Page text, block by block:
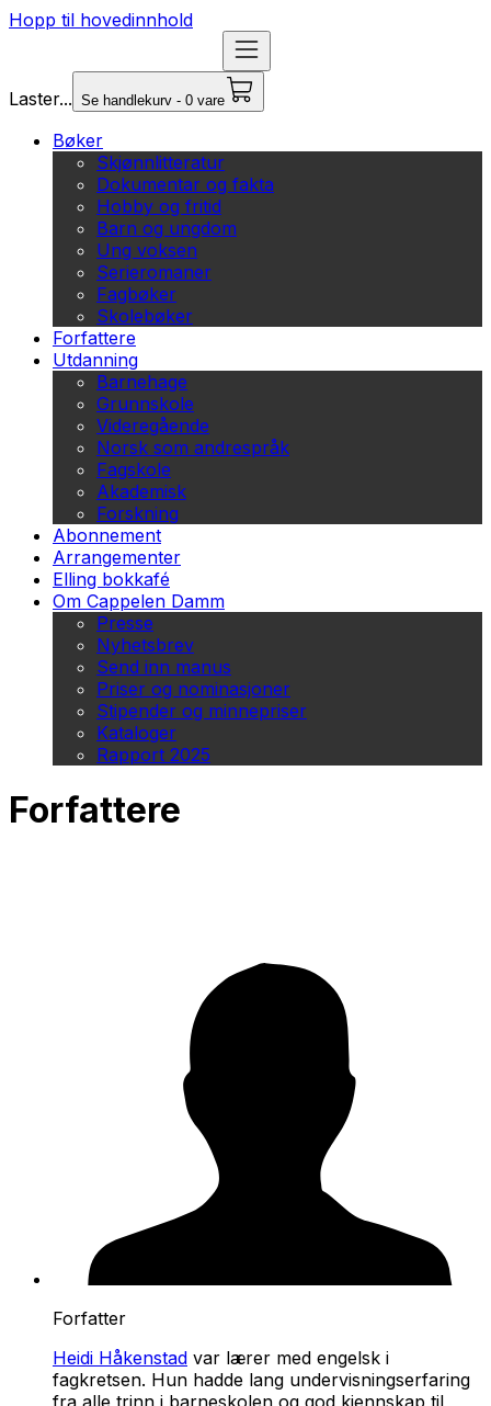
Hopp til hovedinnhold
Laster... Se handlekurv - 0 vare
Bøker
Skjønnlitteratur
Dokumentar og fakta
Hobby og fritid
Barn og ungdom
Ung voksen
Serieromaner
Fagbøker
Skolebøker
Forfattere
Utdanning
Barnehage
Grunnskole
Videregående
Norsk som andrespråk
Fagskole
Akademisk
Forskning
Abonnement
Arrangementer
Elling bokkafé
Om Cappelen Damm
Presse
Nyhetsbrev
Send inn manus
Priser og nominasjoner
Stipender og minnepriser
Kataloger
Rapport 2025
Forfattere
Forfatter
Heidi Håkenstad var lærer med engelsk i
fagkretsen. Hun hadde lang undervisningserfaring
fra alle trinn i barneskolen og god kjennskap til